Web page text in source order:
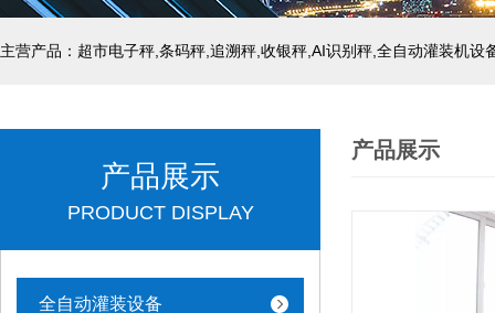
主营产品：超市电子秤,条码秤,追溯秤,收银秤,AI识别秤,全自动灌装机设
产品展示
PRODUCT DISPLAY
全自动灌装设备
产品展示